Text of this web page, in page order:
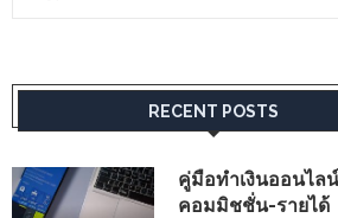
RECENT POSTS
คู่มือทำเงินออนไล
คอมมิชชั่น-รายได้